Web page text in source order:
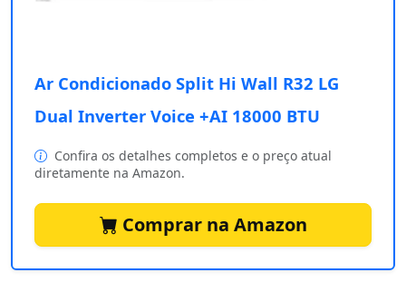
Ar Condicionado Split Hi Wall R32 LG
Dual Inverter Voice +AI 18000 BTU
Confira os detalhes completos e o preço atual
diretamente na Amazon.
Comprar na Amazon